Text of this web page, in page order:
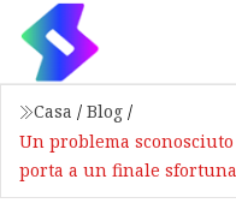
Casa / Blog /
Un problema
porta a un finale